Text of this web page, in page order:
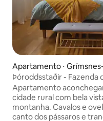
Apartamento ⋅
g Grafningshreppur
Þóroddsstaðir - Fazenda
Círculo Dourado
Apartamento
cidade rural com bela
montanha. Cavalos e
canto dos pássaros e